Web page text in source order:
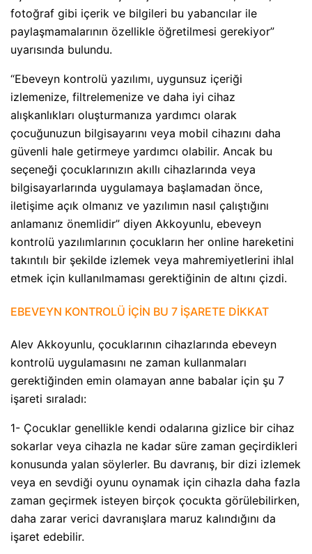
fotoğraf gibi içerik ve bilgileri bu yabancılar ile
paylaşmamalarının özellikle öğretilmesi gerekiyor”
uyarısında bulundu.
“Ebeveyn kontrolü yazılımı, uygunsuz içeriği
izlemenize, filtrelemenize ve daha iyi cihaz
alışkanlıkları oluşturmanıza yardımcı olarak
çocuğunuzun bilgisayarını veya mobil cihazını daha
güvenli hale getirmeye yardımcı olabilir. Ancak bu
seçeneği çocuklarınızın akıllı cihazlarında veya
bilgisayarlarında uygulamaya başlamadan önce,
iletişime açık olmanız ve yazılımın nasıl çalıştığını
anlamanız önemlidir” diyen Akkoyunlu, ebeveyn
kontrolü yazılımlarının çocukların her online hareketini
takıntılı bir şekilde izlemek veya mahremiyetlerini ihlal
etmek için kullanılmaması gerektiğinin de altını çizdi.
EBEVEYN KONTROLÜ İÇİN BU 7 İŞARETE DİKKAT
Alev Akkoyunlu, çocuklarının cihazlarında ebeveyn
kontrolü uygulamasını ne zaman kullanmaları
gerektiğinden emin olamayan anne babalar için şu 7
işareti sıraladı:
1- Çocuklar genellikle kendi odalarına gizlice bir cihaz
sokarlar veya cihazla ne kadar süre zaman geçirdikleri
konusunda yalan söylerler. Bu davranış, bir dizi izlemek
veya en sevdiği oyunu oynamak için cihazla daha fazla
zaman geçirmek isteyen birçok çocukta görülebilirken,
daha zarar verici davranışlara maruz kalındığını da
işaret edebilir.